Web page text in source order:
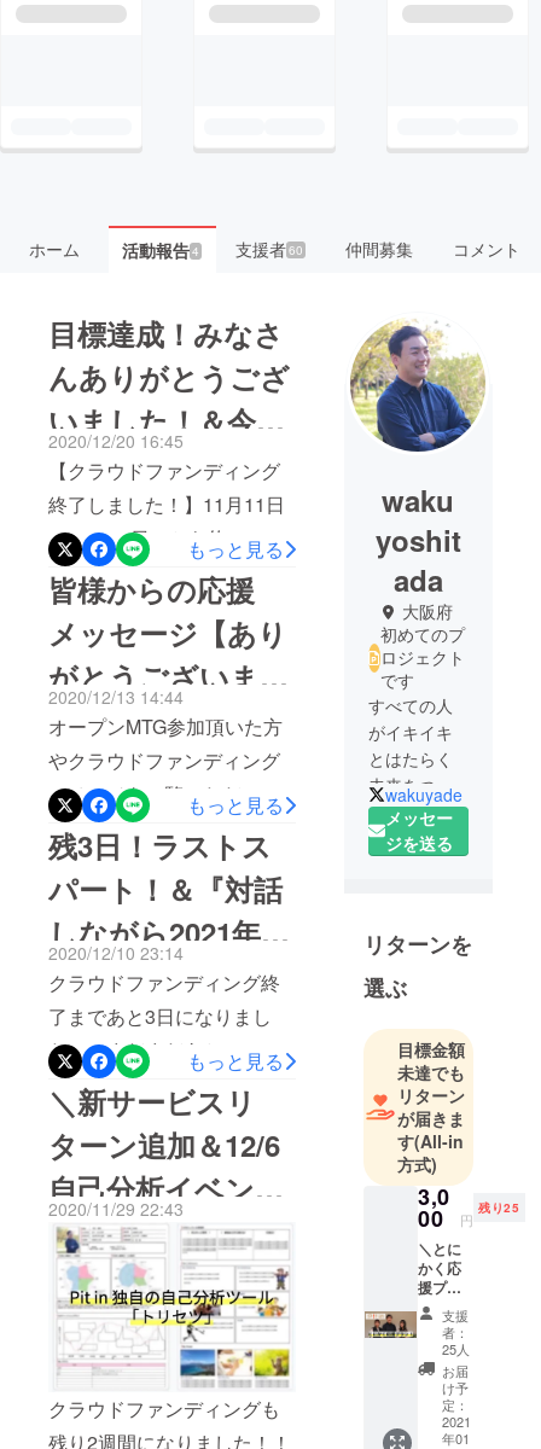
ホーム 活動報告4 支援者60 仲間募集 コメント
目標達成！みなさ
んありがとうござ
いました！＆今後
の予定
2020/12/20 16:45
【クラウドファンディング
終了しました！】11月11日
（1on1の日）から約1ヶ月
間。多くの方々に支えら
れ、初の試みとなるクラウ
ドファンディングを走りき
ることができました。本当
に、ありがとうございまし
た！皆様の温かいお声に励
まされると同時に、もっと
もっとよりよいサービスに
していきたい！そして、
もっと多くの方に届けた
い！という想いも高まって
いきました。クラウドファ
ンディングが始まる前か
ら、「Pit in」のサービスを
より良いものにするために
ご協力いただいた方々も大
勢いらっしゃいます。そん
な方々も含め、「Pit in」に
関わってくださった全ての
皆様へ。改めて、、〈〈〈
本当にありがとうございま
した！！〉〉〉これからも
「Pit in」は、更なるサービ
スの向上のため頑張ってま
いります！今後ともよろし
くお願い致します！今後の
もっと見る
皆様からの応援
メッセージ【あり
がとうございま
す！】
2020/12/13 14:44
オープンMTG参加頂いた方
やクラウドファンディング
のページをご覧いただいた
方からたくさんのメッセー
ジをいただいております！
対話の価値を感じ取ってい
ただいたことを嬉しく思い
ます。皆さんから頂いた
メッセージをうけてさらに
良いサービスを作れるよう
にがんばっていきます！本
日でクラウドファンディン
グが最終日になります！割
引チケットも本日までなの
で是非ご支援いただければ
と思います！
もっと見る
残3日！ラストス
パート！＆『対話
しながら2021年を
どんな年にするか
を考える』イベン
トのご案内！
2020/12/10 23:14
クラウドファンディング終
了まであと3日になりまし
た！！まだまだあと20%！
たくさんの方に届けられる
ようにがんばります！まだ
支援検討中の方は是非よろ
しくおねがいします！--------
-----------------------------＼『対
話しながら2021年をどんな
年にするかを考える』イベ
ント／先日2020年を振り返
り、2021年を考える対話イ
ベントを開催しました！ク
ラウドファンディングもラ
もっと見る
＼新サービスリ
ターン追加＆12/6
自己分析イベント
開催／
2020/11/29 22:43
クラウドファンディングも
残り2週間になりました！！
waku
yoshit
ada
大阪府
初めてのプ
ロジェクト
です
すべての人
がイキイキ
とはたらく
未来をつく
る
wakuyade
メッセー
ジを送る
リターンを
選ぶ
目標金額
未達でも
リターン
が届きま
す(All-in
方式)
3,0
00 円
残り25
＼とに
かく応
援プラ
ン／ い
つも支
えてく
ださり
ありが
とうご
ざいま
す！ 私
支援
者：
25人
お届
け予
定：
2021
年01